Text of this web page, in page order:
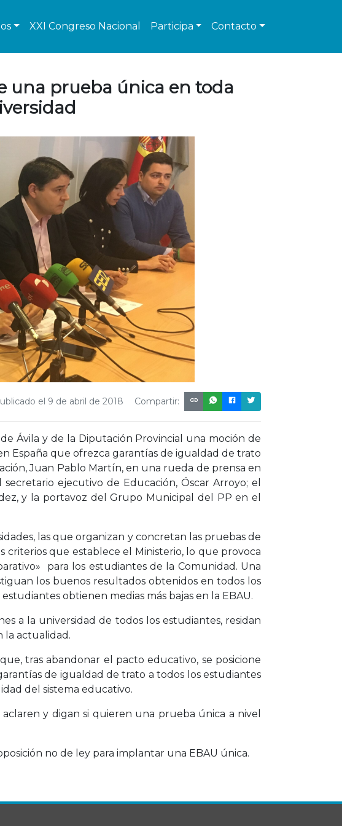
XXI Congreso Nacional Participa Contacto
una prueba única en toda
Compartir:
el 9 de abril de 2018
Ávila y de la Diputación Provincial una moción de
España que ofrezca garantías de igualdad de trato
Juan Pablo Martín, en una rueda de prensa en
ejecutivo de Educación, Óscar Arroyo; el
y la portavoz del Grupo Municipal del PP en el
las que organizan y concretan las pruebas de
criterios que establece el Ministerio, lo que provoca
para los estudiantes de la Comunidad. Una
los buenos resultados obtenidos en todos los
obtienen medias más bajas en la EBAU.
a la universidad de todos los estudiantes, residan
la actualidad.
tras abandonar el pacto educativo, se posicione
de igualdad de trato a todos los estudiantes
del sistema educativo.
y digan si quieren una prueba única a nivel
no de ley para implantar una EBAU única.